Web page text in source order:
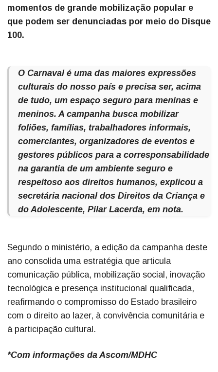
momentos de grande mobilização popular e
que podem ser denunciadas por meio do Disque
100.
O Carnaval é uma das maiores expressões
culturais do nosso país e precisa ser, acima
de tudo, um espaço seguro para meninas e
meninos. A campanha busca mobilizar
foliões, famílias, trabalhadores informais,
comerciantes, organizadores de eventos e
gestores públicos para a corresponsabilidade
na garantia de um ambiente seguro e
respeitoso aos direitos humanos, explicou a
secretária nacional dos Direitos da Criança e
do Adolescente, Pilar Lacerda, em nota.
Segundo o ministério, a edição da campanha deste
ano consolida uma estratégia que articula
comunicação pública, mobilização social, inovação
tecnológica e presença institucional qualificada,
reafirmando o compromisso do Estado brasileiro
com o direito ao lazer, à convivência comunitária e
à participação cultural.
*Com informações da Ascom/MDHC